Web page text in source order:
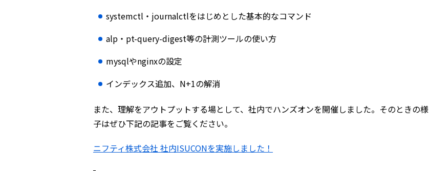
systemctl・journalctlをはじめとした基本的なコマンド
alp・pt-query-digest等の計測ツールの使い方
mysqlやnginxの設定
インデックス追加、N+1の解消
また、理解をアウトプットする場として、社内でハンズオンを開催しました。そのときの様
子はぜひ下記の記事をご覧ください。
ニフティ株式会社 社内ISUCONを実施しました！